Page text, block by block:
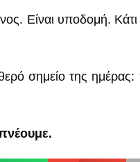
Είναι υποδομή.
σημείο της